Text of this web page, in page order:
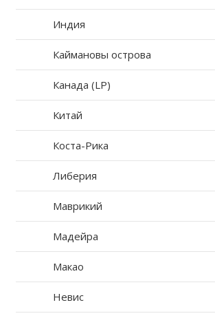
Индия
Каймановы острова
Канада (LP)
Китай
Коста-Рика
Либерия
Маврикий
Мадейра
Макао
Невис